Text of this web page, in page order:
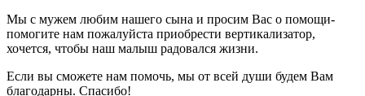
Мы с мужем любим нашего сына и просим Вас о помощи-
помогите нам пожалуйста приобрести вертикализатор,
хочется, чтобы наш малыш радовался жизни.
Если вы сможете нам помочь, мы от всей души будем Вам
благодарны. Спасибо!